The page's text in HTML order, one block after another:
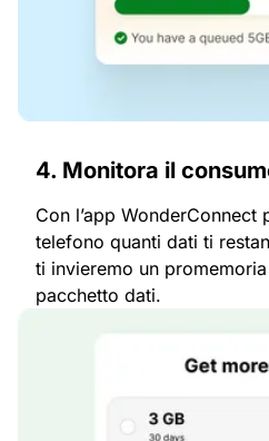
4. Monitora il
Con l’app
telefono quanti dati ti
ti invieremo un
pacchetto dati.